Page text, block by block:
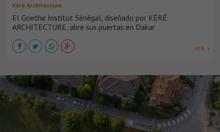
Kéré Architecture
El Goethe Institut Sénégal, diseñado por KÉRÉ
ARCHITECTURE, abre sus puertas en Dakar
VER +